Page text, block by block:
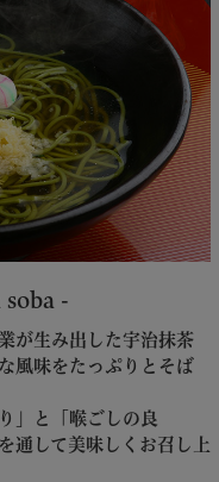
soba -
が生み出した宇治抹茶
風味をたっぷりとそば
」と「喉ごしの良
通して美味しくお召し上